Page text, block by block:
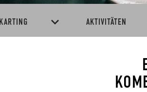
KARTING AKTIVITÄTEN